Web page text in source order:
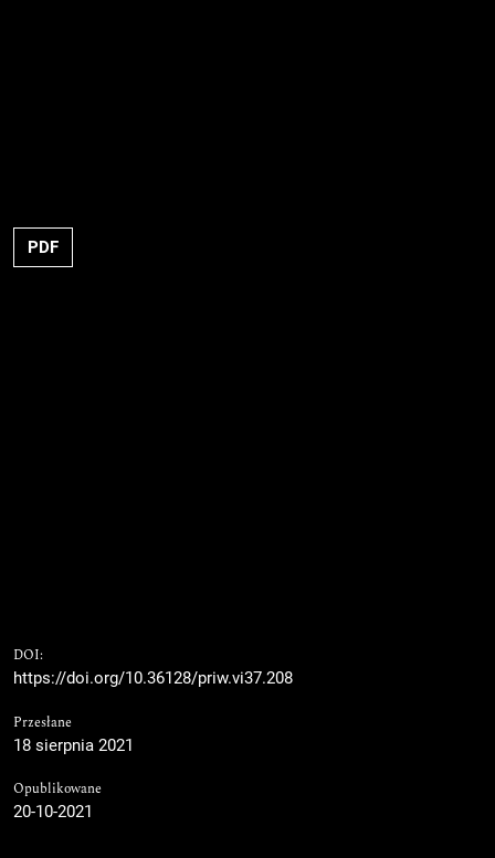
PDF
DOI:
https://doi.org/10.36128/priw.vi37.208
Przesłane
18 sierpnia 2021
Opublikowane
20-10-2021